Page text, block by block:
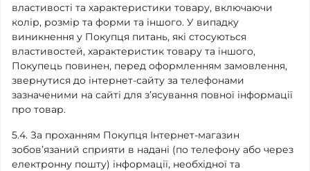
властивості та характеристики товару, включаючи
колір, розмір та форми та іншого. У випадку
виникнення у Покупця питань, які стосуються
властивостей, характеристик товару та іншого,
Покупець повинен, перед оформленням замовлення,
звернутися до інтернет-сайту за телефонами
зазначеними на сайті для з’ясування повної інформації
про товар.
5.4. За проханням Покупця Інтернет-магазин
зобов’язаний сприяти в надані (по телефону або через
електронну пошту) інформації, необхідної та